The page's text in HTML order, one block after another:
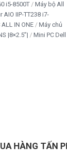
i5-8500T
Máy bộ All
AIO IIP-TT238 i7-
ALL IN ONE Máy chủ
|8×2.5”|
Mini PC Dell
HÀNG TẤN